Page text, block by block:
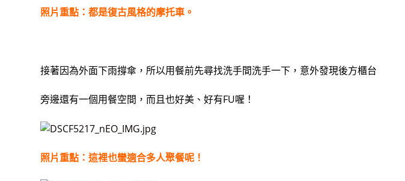
照片重點：都是復古風格的摩托車。
接著因為外面下雨撐傘，所以用餐前先尋找洗手間洗手一下，意外發現後方櫃台
旁邊還有一個用餐空間，而且也好美、好有FU喔！
照片重點：這裡也蠻適合多人聚餐呢！